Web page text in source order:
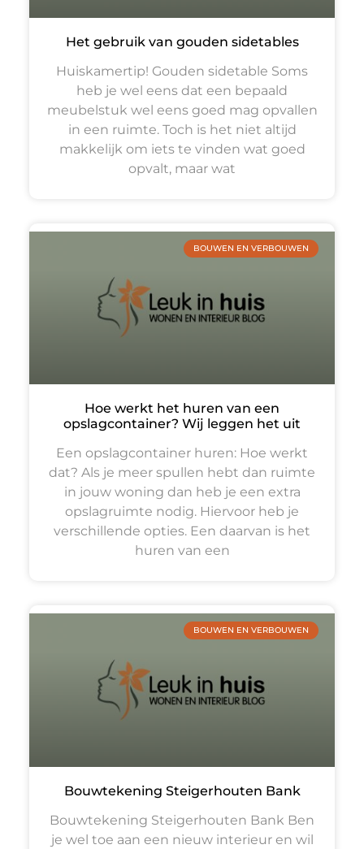
Het gebruik van gouden sidetables
Huiskamertip! Gouden sidetable Soms
heb je wel eens dat een bepaald
meubelstuk wel eens goed mag opvallen
in een ruimte. Toch is het niet altijd
makkelijk om iets te vinden wat goed
opvalt, maar wat
BOUWEN EN VERBOUWEN
Hoe werkt het huren van een
opslagcontainer? Wij leggen het uit
Een opslagcontainer huren: Hoe werkt
dat? Als je meer spullen hebt dan ruimte
in jouw woning dan heb je een extra
opslagruimte nodig. Hiervoor heb je
verschillende opties. Een daarvan is het
huren van een
BOUWEN EN VERBOUWEN
Bouwtekening Steigerhouten Bank
Bouwtekening Steigerhouten Bank Ben
je wel toe aan een nieuw interieur en wil